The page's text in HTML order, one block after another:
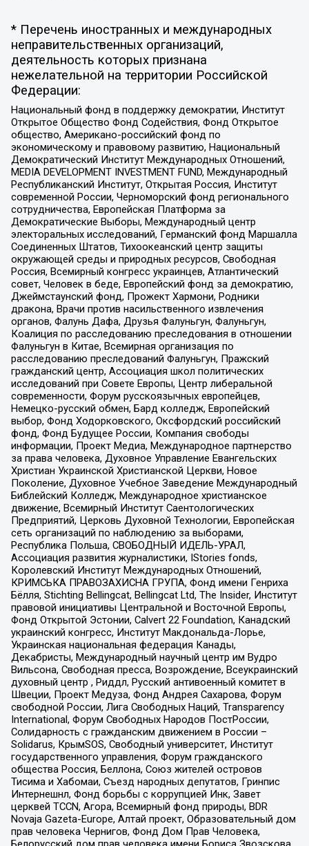
* Перечень иностранных и международных
неправительственных организаций,
деятельность которых признана
нежелательной на территории Российской
Федерации:
Национальный фонд в поддержку демократии, Институт
Открытое Общество Фонд Содействия, Фонд Открытое
общество, Американо-российский фонд по
экономическому и правовому развитию, Национальный
Демократический Институт Международных Отношений,
MEDIA DEVELOPMENT INVESTMENT FUND, Международный
Республиканский Институт, Открытая Россия, Институт
современной России, Черноморский фонд регионального
сотрудничества, Европейская Платформа за
Демократические Выборы, Международный центр
электоральных исследований, Германский фонд Маршалла
Соединенных Штатов, Тихоокеанский центр защиты
окружающей среды и природных ресурсов, Свободная
Россия, Всемирный конгресс украинцев, Атлантический
совет, Человек в беде, Европейский фонд за демократию,
Джеймстаунский фонд, Прожект Хармони, Родники
дракона, Врачи против насильственного извлечения
органов, Фалунь Дафа, Друзья Фалуньгун, Фалуньгун,
Коалиция по расследованию преследования в отношении
Фалуньгун в Китае, Всемирная организация по
расследованию преследований Фалуньгун, Пражский
гражданский центр, Ассоциация школ политических
исследований при Совете Европы, Центр либеральной
современности, Форум русскоязычных европейцев,
Немецко-русский обмен, Бард колледж, Европейский
выбор, Фонд Ходорковского, Оксфордский российский
фонд, Фонд Будущее России, Компания свободы
информации, Проект Медиа, Международное партнерство
за права человека, Духовное Управление Евангельских
Христиан Украинской Христианской Церкви, Новое
Поколение, Духовное Учебное Заведение Международный
Библейский Колледж, Международное христианское
движение, Всемирный Институт Саентологических
Предприятий, Церковь Духовной Технологии, Европейская
сеть организаций по наблюдению за выборами,
Республика Польша, СВОБОДНЫЙ ИДЕЛЬ-УРАЛ,
Ассоциация развития журналистики, IStories fonds,
Королевский Институт Международных Отношений,
КРИМСЬКА ПРАВОЗАХИСНА ГРУПА, Фонд имени Генриха
Бёлля, Stichting Bellingcat, Bellingcat Ltd, The Insider, Институт
правовой инициативы Центральной и Восточной Европы,
Фонд Открытой Эстонии, Calvert 22 Foundation, Канадский
украинский конгресс, Институт Макдональда-Лорье,
Украинская национальная федерация Канады,
Декабристы, Международный научный центр им Вудро
Вильсона, Свободная пресса, Возрождение, Всеукраинский
духовный центр , Риддл, Русский антивоенный комитет в
Швеции, Проект Медуза, Фонд Андрея Сахарова, Форум
свободной России, Лига Свободных Наций, Transparеncy
International, Форум Свободных Народов ПостРоссии,
Солидарность с гражданским движением в России –
Solidarus, КрымSOS, Свободный университет, Институт
государственного управления, Форум гражданского
общества Россия, Беллона, Союз жителей островов
Тисима и Хабомаи, Съезд народных депутатов, Гринпис
Интернешнл, Фонд борьбы с коррупцией Инк, Завет
церквей TCCN, Агора, Всемирный фонд природы, BDR
Novaja Gazeta-Europe, Алтай проект, Образовательный дом
прав человека Чернигов, Фонд Дом Прав Человека,